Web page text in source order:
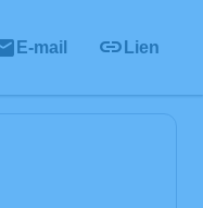
E-mail Lien